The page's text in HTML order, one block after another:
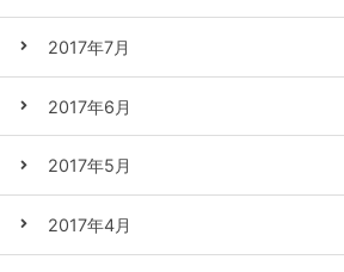
2017年7月
2017年6月
2017年5月
2017年4月